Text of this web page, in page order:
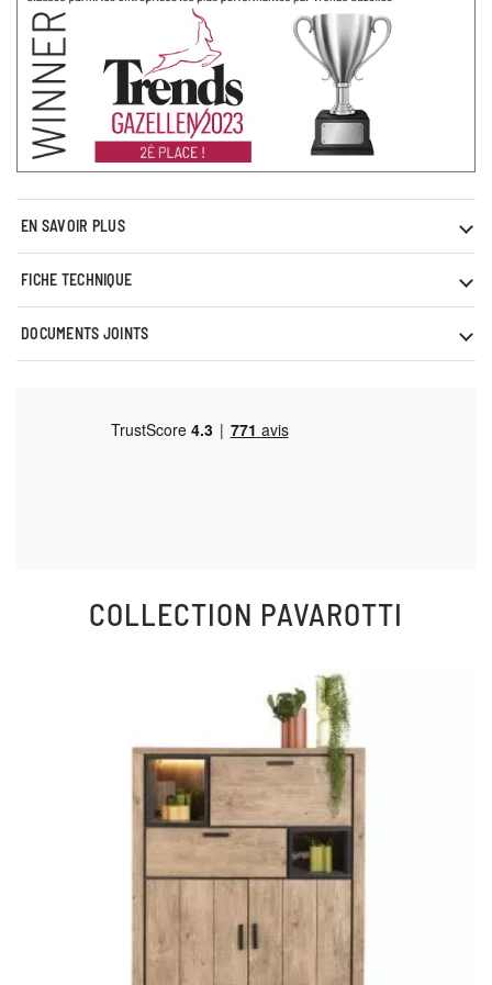
EN SAVOIR PLUS
FICHE TECHNIQUE
DOCUMENTS JOINTS
COLLECTION PAVAROTTI